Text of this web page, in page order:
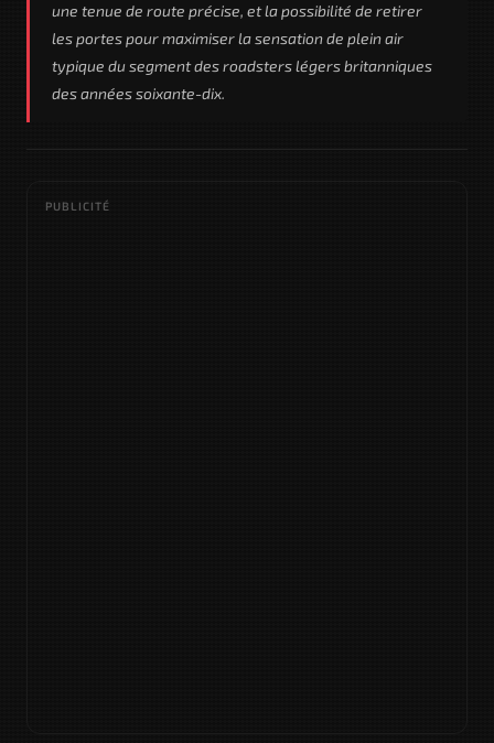
une tenue de route précise, et la possibilité de retirer
les portes pour maximiser la sensation de plein air
typique du segment des roadsters légers britanniques
des années soixante-dix.
PUBLICITÉ